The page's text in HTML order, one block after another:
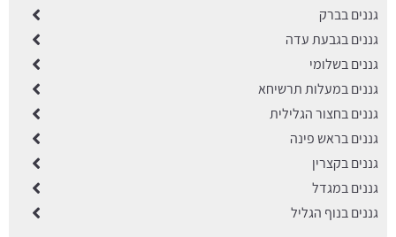
גננים בברק
גננים בגבעת עדה
גננים בשלומי
גננים במעלות תרשיחא
גננים בחצור הגלילית
גננים בראש פינה
גננים בקצרין
גננים במגדל
גננים בנוף הגליל